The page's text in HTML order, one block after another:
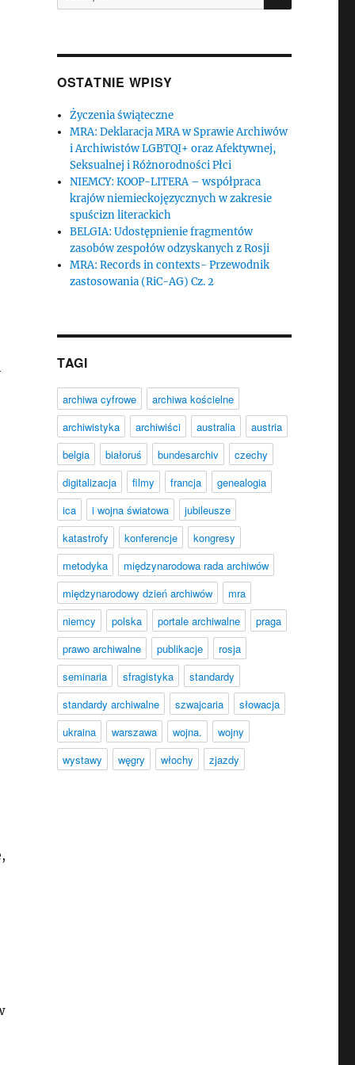
OSTATNIE WPISY
Życzenia świąteczne
MRA: Deklaracja MRA w Sprawie Archiwów
i Archiwistów LGBTQI+ oraz Afektywnej,
Seksualnej i Różnorodności Płci
NIEMCY: KOOP-LITERA – współpraca
krajów niemieckojęzycznych w zakresie
spuścizn literackich
BELGIA: Udostępnienie fragmentów
zasobów zespołów odzyskanych z Rosji
MRA: Records in contexts- Przewodnik
zastosowania (RiC-AG) Cz. 2
TAGI
archiwa cyfrowe
archiwa kościelne
archiwistyka
archiwiści australia
austria
belgia
białoruś bundesarchiv
czechy
digitalizacja
filmy francja
genealogia
ica
i wojna światowa
jubileusze
katastrofy
konferencje
kongresy
metodyka
międzynarodowa rada archiwów
międzynarodowy dzień archiwów
mra
niemcy
polska portale archiwalne
praga
prawo archiwalne
publikacje
rosja
seminaria
sfragistyka
standardy
standardy archiwalne
szwajcaria
słowacja
ukraina
warszawa wojna.
wojny
wystawy
węgry włochy zjazdy